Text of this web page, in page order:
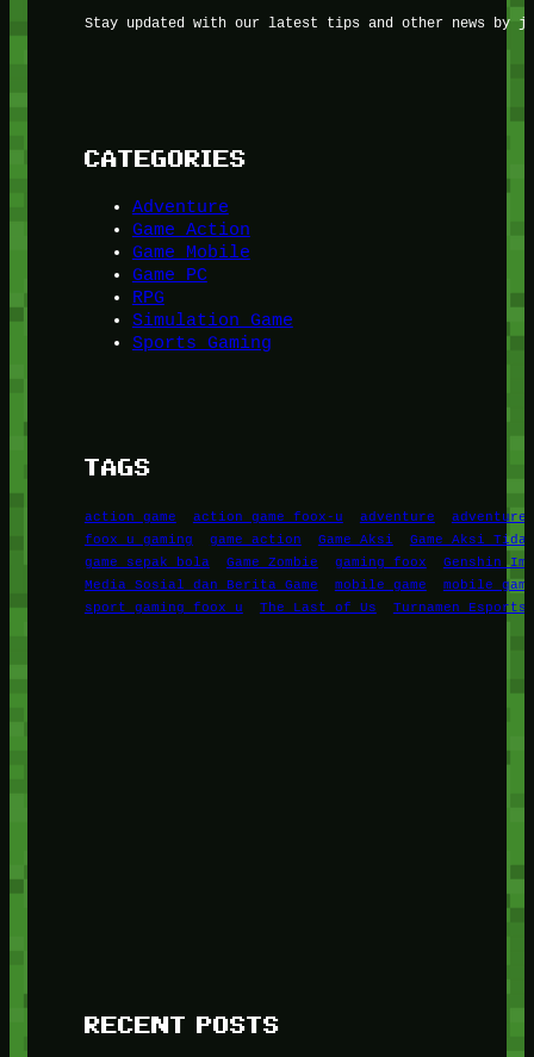
Stay updated with our latest tips and other news by
CATEGORIES
Adventure
Game Action
Game Mobile
Game PC
RPG
Simulation Game
Sports Gaming
TAGS
action game action game foox-u adventure
adventure
foox u gaming
game action Game Aksi
Game Aksi Tidak
game sepak bola
Game Zombie gaming foox
Genshin
Media Sosial dan Berita Game
mobile game
mobile
sport gaming foox u
The Last of Us Turnamen Esports
RECENT POSTS